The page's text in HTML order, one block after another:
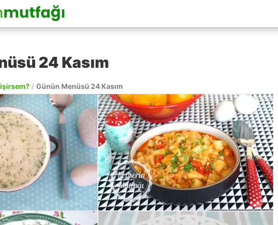
24 Kasım
/ Günün Menüsü 24 Kasım